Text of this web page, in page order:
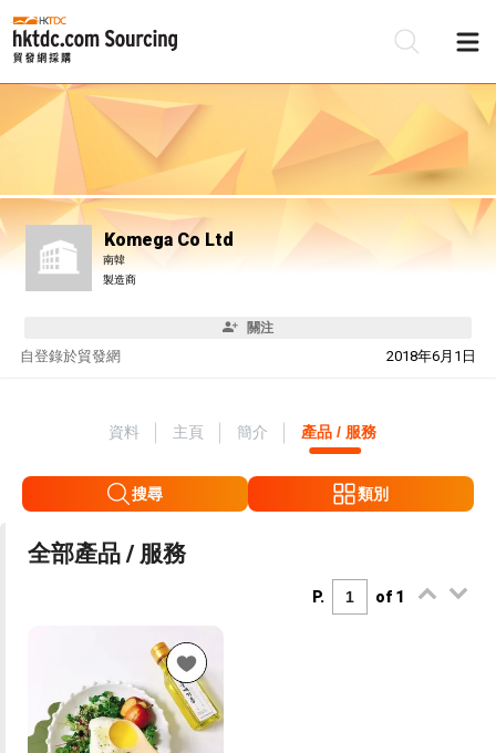
Komega Co Ltd
南韓
製造商
關注
自 2018年6月1日
登錄於貿發網
資料 主頁 簡介 產品 / 服務
搜尋 類別
全部產品 / 服務
P. of 1